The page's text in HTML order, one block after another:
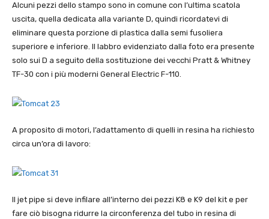
Alcuni pezzi dello stampo sono in comune con l’ultima scatola
uscita, quella dedicata alla variante D, quindi ricordatevi di
eliminare questa porzione di plastica dalla semi fusoliera
superiore e inferiore. Il labbro evidenziato dalla foto era presente
solo sui D a seguito della sostituzione dei vecchi Pratt & Whitney
TF-30 con i più moderni General Electric F-110.
A proposito di motori, l’adattamento di quelli in resina ha richiesto
circa un’ora di lavoro:
Il jet pipe si deve infilare all’interno dei pezzi K8 e K9 del kit e per
fare ciò bisogna ridurre la circonferenza del tubo in resina di